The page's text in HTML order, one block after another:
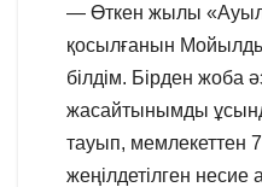
— Өткен жылы «Ауыл
қосылғанын Мойылды
білдім. Бірден жоба
жасайтынымды
тауып, мемлекеттен
жеңілдетілген несие